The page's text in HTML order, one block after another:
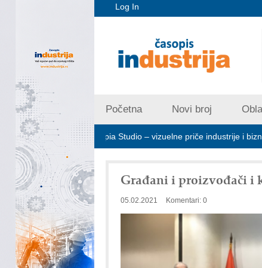
Log In
Početna Novi broj
Art Utopia Studio – vizuelne priče industrije i biznisa
Građani i proizvođači i
05.02.2021 Komentari: 0